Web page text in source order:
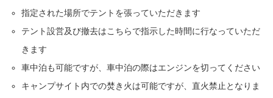
指定された場所でテントを張っていただきます
テント設営及び撤去はこちらで指示した時間に行なっていただ
きます
車中泊も可能ですが、車中泊の際はエンジンを切ってください
キャンプサイト内での焚き火は可能ですが、直火禁止となりま